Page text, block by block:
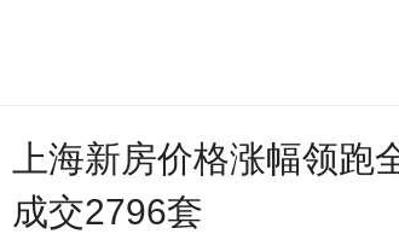
上海新房价格涨幅领跑
成交2796套